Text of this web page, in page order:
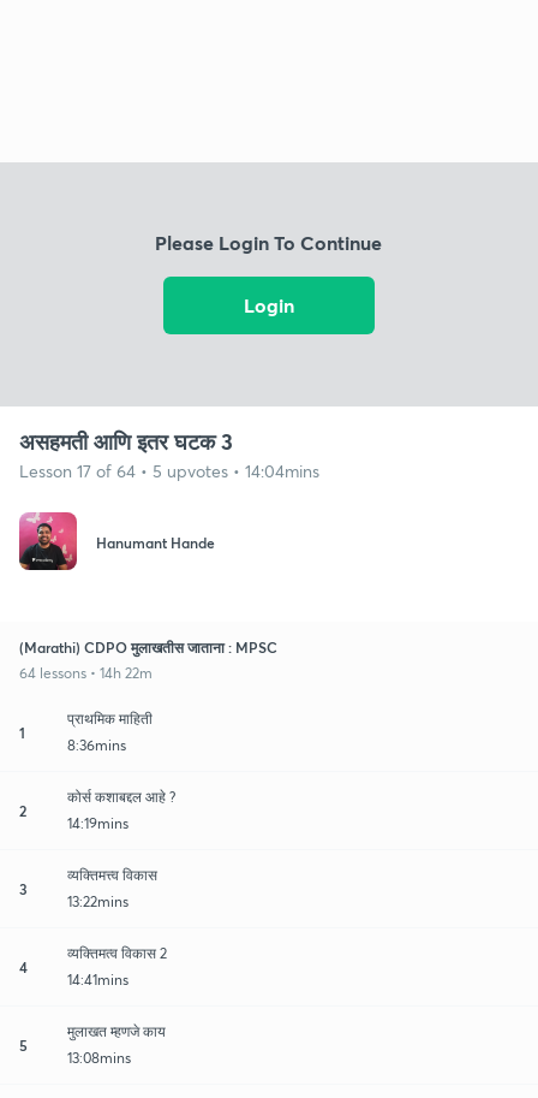
Please Login To Continue
Login
असहमती आणि इतर घटक 3
Lesson 17 of 64 • 5 upvotes • 14:04mins
Hanumant Hande
(Marathi) CDPO मुलाखतीस जाताना : MPSC
64 lessons • 14h 22m
1
प्राथमिक माहिती
8:36mins
2
कोर्स कशाबद्दल आहे ?
14:19mins
3
व्यक्तिमत्त्व विकास
13:22mins
4
व्यक्तिमत्व विकास 2
14:41mins
5
मुलाखत म्हणजे काय
13:08mins